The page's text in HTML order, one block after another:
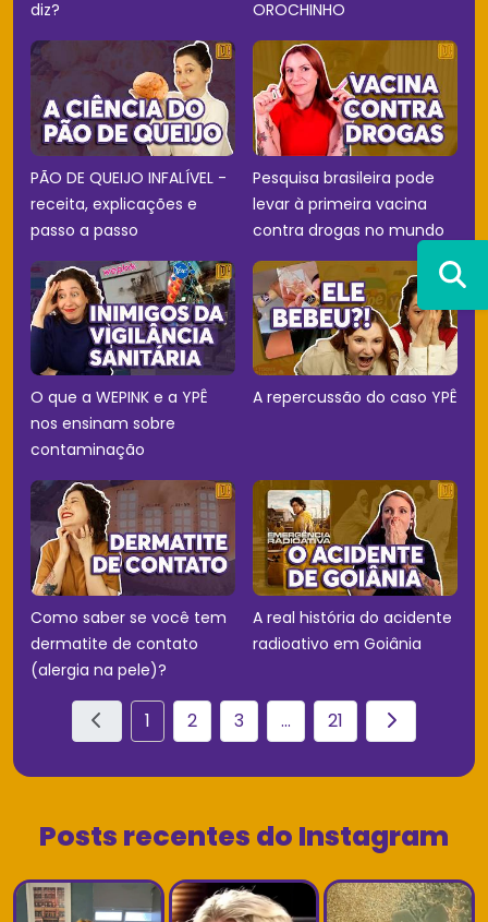
diz? OROCHINHO
PÃO DE QUEIJO INFALÍVEL -
receita, explicações e
passo a passo
Pesquisa brasileira pode
levar à primeira vacina
contra drogas no mundo
O que a WEPINK e a YPÊ
nos ensinam sobre
contaminação
A repercussão do caso YPÊ
Como saber se você tem
dermatite de contato
(alergia na pele)?
A real história do acidente
radioativo em Goiânia
1 2 3 ... 21
Posts recentes do Instagram